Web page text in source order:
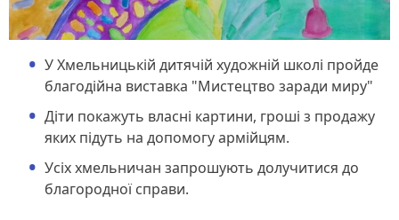
У Хмельницькій дитячій художній школі пройде
благодійна виставка "Мистецтво заради миру"
Діти покажуть власні картини, гроші з продажу
яких підуть на допомогу армійцям.
Усіх хмельничан запрошують долучитися до
благородної справи.